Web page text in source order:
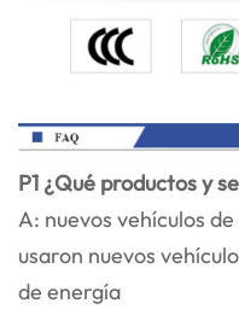
P1 ¿Qué productos y
A: nuevos vehículos
usaron nuevos
de energía